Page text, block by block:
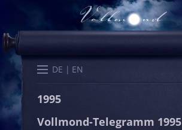
DE EN
Start Kalender
1995
Vollmond-Telegramm 1995